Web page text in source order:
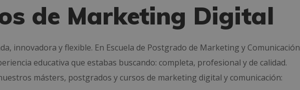
de Marketing Digital
innovadora y flexible. En Escuela de Postgrado de Marketing y Comunicación
educativa que estabas buscando: completa, profesional y de calidad.
másters, postgrados y cursos de marketing digital y comunicación: